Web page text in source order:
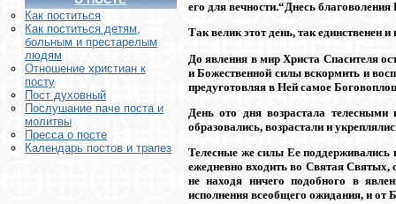
Как поститься
Как поститься детям,
больным и престарелым
людям
Отношение христиан к
посту
Пост духовный
Послушание паче поста и
молитвы
Пресса о посте
Календарь постов и трапез
его для вечности.“Днесь
Так велик этот день, так единственен
До явления в мир Христа Спасителя
и Божественной силы вскормить и
предуготовляя в Ней самое
День ото дня возрастала
образовались, возрастали и
Телесные же силы Ее
ежедневно входить во Святая
не находя ничего подобного в
исполнения всеобщего ожидания, и